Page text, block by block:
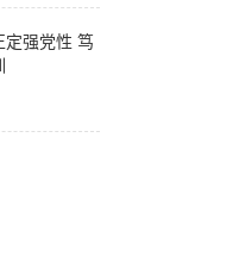
定强党性 笃